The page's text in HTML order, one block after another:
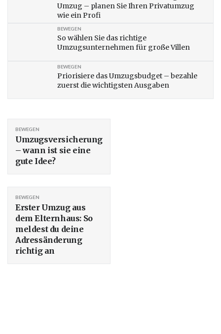
Umzug – planen Sie Ihren Privatumzug
wie ein Profi
So wählen Sie das richtige
Umzugsunternehmen für große Villen
BEWEGEN
Priorisiere das Umzugsbudget – bezahle
zuerst die wichtigsten Ausgaben
BEWEGEN
Umzugsversicherung
– wann ist sie eine
gute Idee?
BEWEGEN
Erster Umzug aus
dem Elternhaus: So
meldest du deine
Adressänderung
richtig an
BEWEGEN